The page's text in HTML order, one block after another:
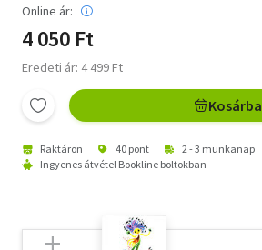
Online ár:
4 050 Ft
Eredeti ár: 4 499 Ft
Kosárba
Raktáron 40 pont
2 - 3 munkanap
Ingyenes átvétel Bookline boltokban